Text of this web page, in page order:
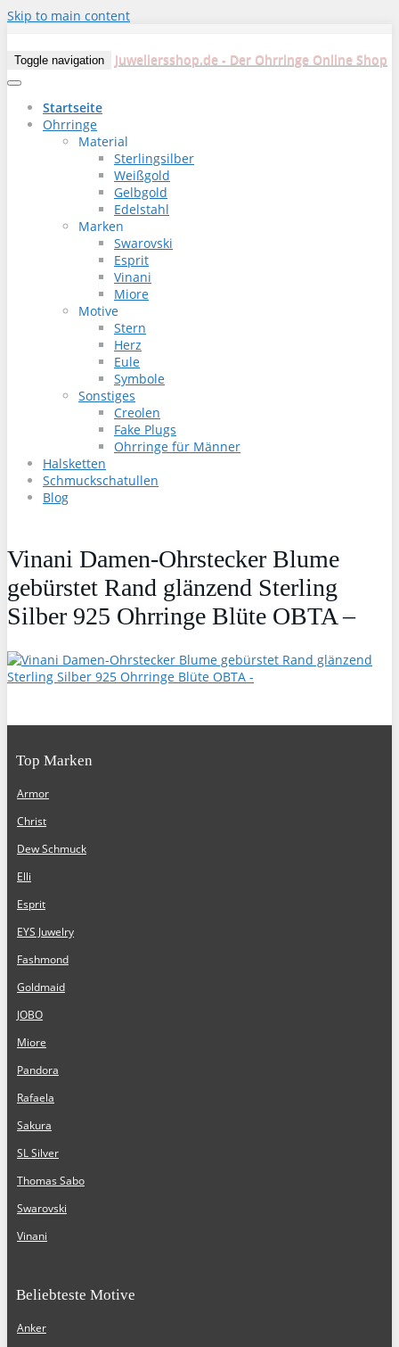
Skip to main content
Toggle navigation Juweliersshop.de - Der Ohrringe Online Shop
Startseite
Ohrringe
Material
Sterlingsilber
Weißgold
Gelbgold
Edelstahl
Marken
Swarovski
Esprit
Vinani
Miore
Motive
Stern
Herz
Eule
Symbole
Sonstiges
Creolen
Fake Plugs
Ohrringe für Männer
Halsketten
Schmuckschatullen
Blog
Vinani Damen-Ohrstecker Blume
gebürstet Rand glänzend Sterling
Silber 925 Ohrringe Blüte OBTA –
Top Marken
Armor
Christ
Dew Schmuck
Elli
Esprit
EYS Juwelry
Fashmond
Goldmaid
JOBO
Miore
Pandora
Rafaela
Sakura
SL Silver
Thomas Sabo
Swarovski
Vinani
Beliebteste Motive
Anker